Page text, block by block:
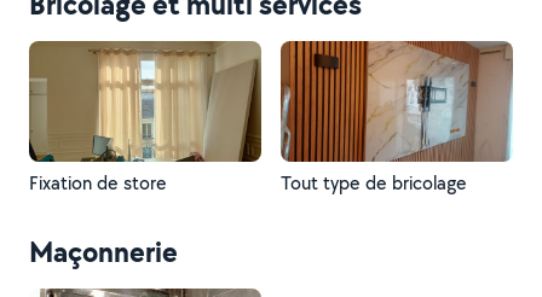
Fixation de store Tout type de bricolage
Maçonnerie